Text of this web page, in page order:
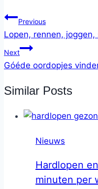
Previous
Lopen, rennen, joggen,
Next
Góéde oordopjes
Similar Posts
Nieuws
Hardlopen
minuten per